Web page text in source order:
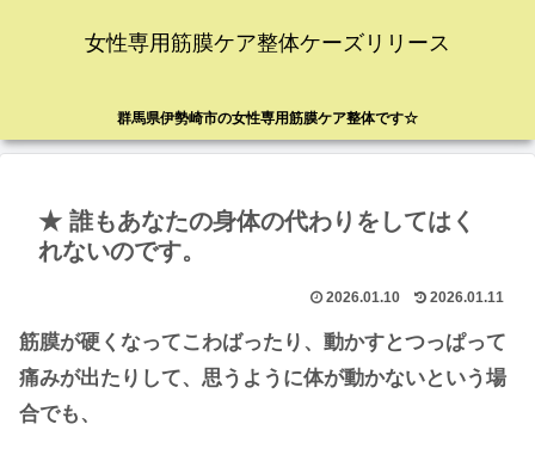
女性専用筋膜ケア整体ケーズリリース
群馬県伊勢崎市の女性専用筋膜ケア整体です☆
★ 誰もあなたの身体の代わりをしてはく
れないのです。
2026.01.10 2026.01.11
筋膜が硬くなってこわばったり、動かすとつっぱって
痛みが出たりして、思うように体が動かないという場
合でも、